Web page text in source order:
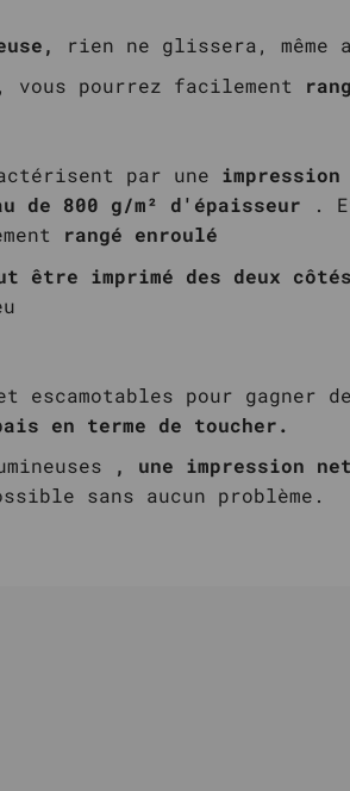
rien ne glissera, même
pourrez facilement
par une
de 800 g/m² d'épaisseur .
rangé enroulé
être imprimé des deux
pour gagner
en terme de toucher.
, une impression
sans aucun problème.